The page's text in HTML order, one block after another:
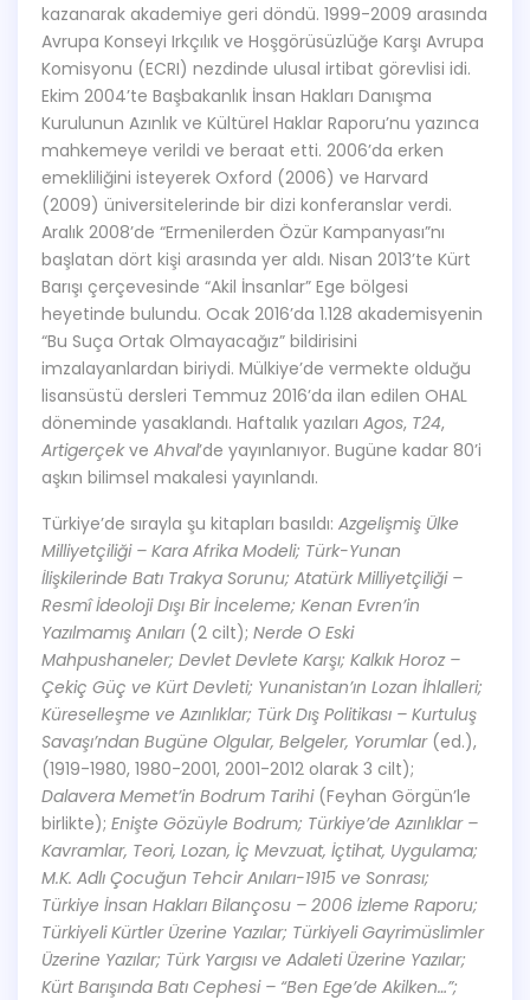
kazanarak akademiye geri döndü. 1999-2009 arasında
Avrupa Konseyi Irkçılık ve Hoşgörüsüzlüğe Karşı Avrupa
Komisyonu (ECRI) nezdinde ulusal irtibat görevlisi idi.
Ekim 2004’te Başbakanlık İnsan Hakları Danışma
Kurulunun Azınlık ve Kültürel Haklar Raporu’nu yazınca
mahkemeye verildi ve beraat etti. 2006’da erken
emekliliğini isteyerek Oxford (2006) ve Harvard
(2009) üniversitelerinde bir dizi konferanslar verdi.
Aralık 2008’de “Ermenilerden Özür Kampanyası”nı
başlatan dört kişi arasında yer aldı. Nisan 2013’te Kürt
Barışı çerçevesinde “Akil İnsanlar” Ege bölgesi
heyetinde bulundu. Ocak 2016’da 1.128 akademisyenin
“Bu Suça Ortak Olmayacağız” bildirisini
imzalayanlardan biriydi. Mülkiye’de vermekte olduğu
lisansüstü dersleri Temmuz 2016’da ilan edilen OHAL
döneminde yasaklandı. Haftalık yazıları Agos, T24,
Artigerçekve Ahval’de yayınlanıyor. Bugüne kadar 80’i
aşkın bilimsel makalesi yayınlandı.
Türkiye’de sırayla şu kitapları basıldı: Azgelişmiş Ülke
Milliyetçiliği – Kara Afrika Modeli; Türk-Yunan
İlişkilerinde Batı Trakya Sorunu; Atatürk Milliyetçiliği –
Resmî İdeoloji Dışı Bir İnceleme; Kenan Evren’in
Yazılmamış Anıları (2 cilt); Nerde O Eski
Mahpushaneler; Devlet Devlete Karşı; Kalkık Horoz –
Çekiç Güç ve Kürt Devleti; Yunanistan’ın Lozan İhlalleri;
Küreselleşme ve Azınlıklar; Türk Dış Politikası – Kurtuluş
Savaşı’ndan Bugüne Olgular, Belgeler, Yorumlar(ed.),
(1919-1980, 1980-2001, 2001-2012 olarak 3 cilt);
Dalavera Memet’in Bodrum Tarihi(Feyhan Görgün’le
birlikte); Enişte Gözüyle Bodrum; Türkiye’de Azınlıklar –
Kavramlar, Teori, Lozan, İç Mevzuat, İçtihat, Uygulama;
M.K. Adlı Çocuğun Tehcir Anıları-1915 ve Sonrası;
Türkiye İnsan Hakları Bilançosu – 2006 İzleme Raporu;
Türkiyeli Kürtler Üzerine Yazılar; Türkiyeli Gayrimüslimler
Üzerine Yazılar; Türk Yargısı ve Adaleti Üzerine Yazılar;
Kürt Barışında Batı Cephesi – “Ben Ege’de Akilken…”;